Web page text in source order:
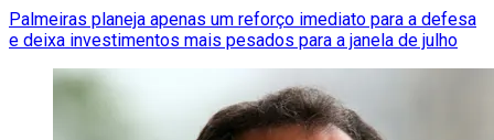
Palmeiras planeja apenas um reforço imediato para a defesa
e deixa investimentos mais pesados para a janela de julho